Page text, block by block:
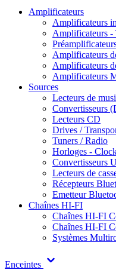
Amplificateurs
Amplificateurs
Amplificateurs -
Amplificateurs
Amplificateurs
Amplificateurs
Sources
Lecteurs de
Convertisseurs
Lecteurs CD
Drives /
Tuners / Radio
Horloges -
Convertisseurs
Lecteurs de
Récepteurs
Emetteur
Chaînes HI-FI
Chaînes HI-FI
Chaînes HI-FI
Systèmes
Enceintes